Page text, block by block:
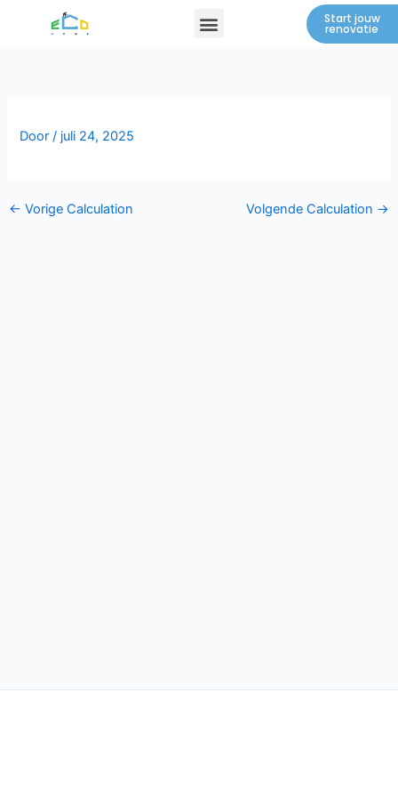
Menu Start jouw
renovatie
Door/ juli 24, 2025
← Vorige Calculation Volgende Calculation →